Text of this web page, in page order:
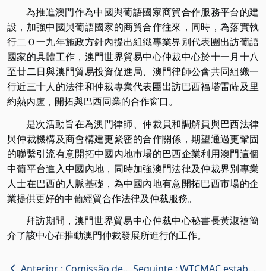
為推進澳門作為中國與葡語國家商貿合作服務平台的建
設，加強中國與葡語國家的商貿合作往來，同時，為落實執
行二Ｏ一九年施政方針內提出組織專業界別代表團出訪葡語
國家的具體工作，澳門世界貿易中心仲裁中心於十一月十八
至廿二日與澳門貿易投資促進局、澳門律師公會共同組織一
行近三十人的法律和仲裁專業代表團出訪巴西福塔雷薩及里
約熱內盧，開拓與巴西同業的合作窗口。
是次活動旨在為澳門律師、仲裁員和調解員與巴西法律
與仲裁機構及商會構建更緊密的合作關係，期望通過更鞏固
的聯繫引流有意開拓中國內地市場的巴西企業利用澳門這個
中葡平台進入中國內地，同時加強澳門法律及仲裁界別專業
人士在巴西的人脈基礎，為中國內地有意開拓巴西市場的企
業提供更好的中葡經貿合作法律及仲裁服務。
拜訪期間，澳門世界貿易中心仲裁中心秘書長黃淑禧簡
介了該中心在推動澳門仲裁發展所進行的工作。